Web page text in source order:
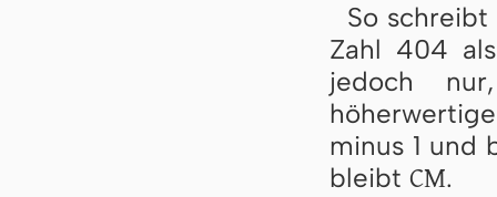
So
Zahl 404
jedoch
minus 1
bleibt CM.